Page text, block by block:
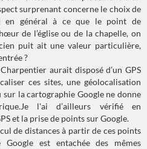
surprenant concerne le choix de
en général à ce que le point de
de l’église ou de la chapelle, on
puit ait une valeur particulière,
?
aurait disposé d’un GPS
ces sites, une géolocalisation
sur la cartographie Google ne donne
l'ai d’ailleurs vérifié en
et la prise de points sur Google.
de distances à partir de ces points
est entachée des mêmes